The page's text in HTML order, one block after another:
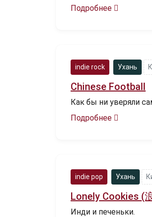
Подробнее
indie rock Ухань
Chinese Football
Как бы ни уверяли
Подробнее
indie pop Ухань
Lonely Cookies (
Инди и печеньки.